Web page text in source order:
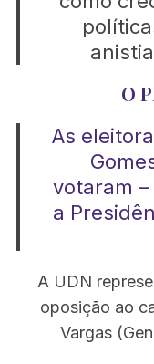
O
As
votaram
a
A UDN
oposição ao
Vargas